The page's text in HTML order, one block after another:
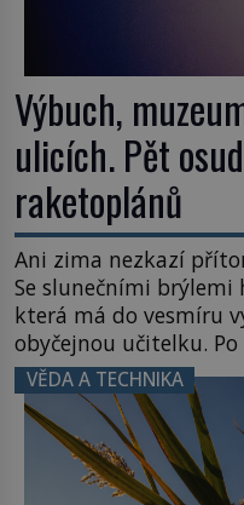
Výbuch,
ulicích. Pět
raketoplánů
Ani zima nezkazí
Se slunečními
která má do vesmíru
obyčejnou učitelku.
ztuhnou úsměvy,
konstrukce není z
poplatníky stojí
zvládnou jen
Název: Columbia První
VĚDA A TECHNIKA